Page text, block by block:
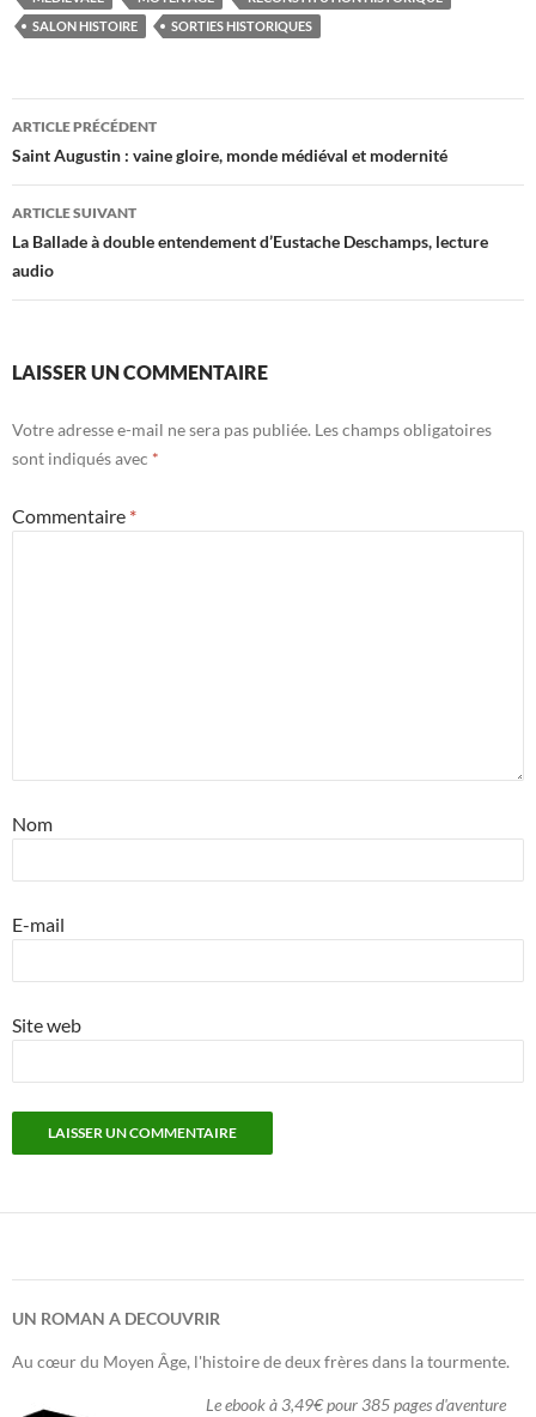
SALON HISTOIRE
SORTIES HISTORIQUES
Navigation
des
articles
ARTICLE PRÉCÉDENT
Saint Augustin : vaine gloire, monde médiéval et modernité
ARTICLE SUIVANT
La Ballade à double entendement d’Eustache Deschamps, lecture
audio
LAISSER UN COMMENTAIRE
Votre adresse e-mail ne sera pas publiée. Les champs obligatoires
sont indiqués avec *
Commentaire *
Nom
E-mail
Site web
UN ROMAN A DECOUVRIR
Au cœur du Moyen Âge, l'histoire de deux frères dans la tourmente.
Le ebook à 3,49€ pour 385 pages d'aventure